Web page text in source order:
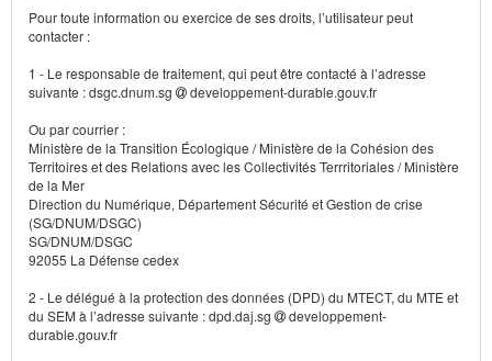
Pour toute information ou exercice de ses droits, l’utilisateur peut
contacter :
1 - Le responsable de traitement, qui peut être contacté à l’adresse
suivante : dsgc.dnum.sg
developpement-durable.gouv.fr
Ou par courrier :
Ministère de la Transition Écologique / Ministère de la Cohésion des
Territoires et des Relations avec les Collectivités Terrritoriales / Ministère
de la Mer
Direction du Numérique, Département Sécurité et Gestion de crise
(SG/DNUM/DSGC)
SG/DNUM/DSGC
92055 La Défense cedex
2 - Le délégué à la protection des données (DPD) du MTECT, du MTE et
du SEM à l’adresse suivante : dpd.daj.sg
developpement-
durable.gouv.fr